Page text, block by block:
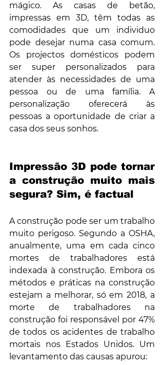
mágico. As casas de betão,
impressas em 3D, têm todas as
comodidades que um individuo
pode desejar numa casa comum.
Os projectos domésticos podem
ser super personalizados para
atender às necessidades de uma
pessoa ou de uma família. A
personalização oferecerá às
pessoas a oportunidade de criar a
casa dos seus sonhos.
Impressão 3D pode tornar
a construção muito mais
segura? Sim, é factual
A construção pode ser um trabalho
muito perigoso. Segundo a OSHA,
anualmente, uma em cada cinco
mortes de trabalhadores está
indexada à construção. Embora os
métodos e práticas na construção
estejam a melhorar, só em 2018, a
morte de trabalhadores na
construção foi responsável por 47%
de todos os acidentes de trabalho
mortais nos Estados Unidos. Um
levantamento das causas apurou: